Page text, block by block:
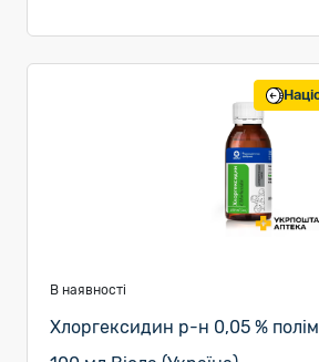
В наявності
Хлоргексидин р-н 0,05 %